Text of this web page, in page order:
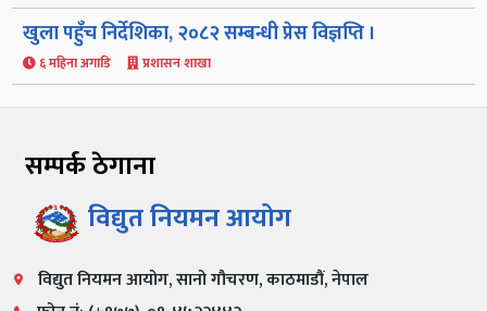
खुला पहुँच निर्देशिका, २०८२ सम्बन्धी प्रेस विज्ञप्ति ।
६ महिना अगाडि प्रशासन शाखा
सम्पर्क ठेगाना
विद्युत नियमन आयोग
विद्युत नियमन आयोग, सानो गौचरण, काठमाडौं, नेपाल